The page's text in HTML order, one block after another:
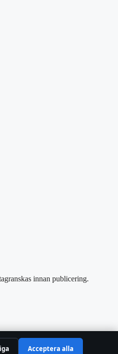
innan publicering.
Acceptera alla